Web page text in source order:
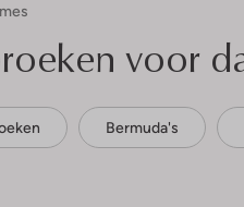
voor
Bermuda's